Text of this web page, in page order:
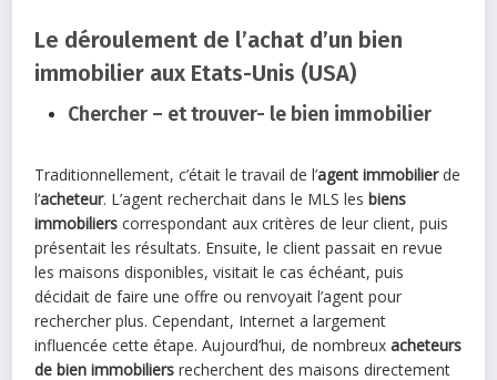
Le déroulement de l’achat d’un bien
immobilier aux Etats-Unis (USA)
Chercher – et trouver- le bien immobilier
Traditionnellement, c’était le travail de l’agent immobilierde
l’acheteur. L’agent recherchait dans le MLS les biens
immobiliers correspondant aux critères de leur client, puis
présentait les résultats. Ensuite, le client passait en revue
les maisons disponibles, visitait le cas échéant, puis
décidait de faire une offre ou renvoyait l’agent pour
rechercher plus. Cependant, Internet a largement
influencée cette étape. Aujourd’hui, de nombreuxacheteurs
de bien immobiliersrecherchent des maisons directement